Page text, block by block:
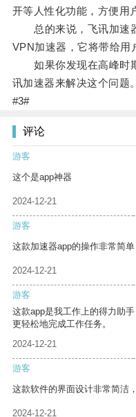
开等人性化功能，方便用
总的来说，飞讯加速
VPN加速器，它将带给用
如果你发现在高峰时
讯加速器来解决这个问题。
#3#
评论
游客
这个是app神器
2024-12-21
游客
这款加速器app的操作非常简
2024-12-21
游客
这款app是我工作上的得力助
更轻松地完成工作任务。
2024-12-21
游客
这款软件的界面设计非常简洁
2024-12-21